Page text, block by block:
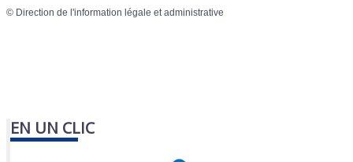
© Direction de l'information légale et administrative
EN UN CLIC